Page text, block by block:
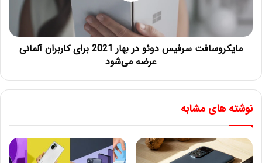
مایکروسافت سرفیس دوئو در بهار 2021 برای کاربران آلمانی
عرضه می‌شود
نوشته های مشابه